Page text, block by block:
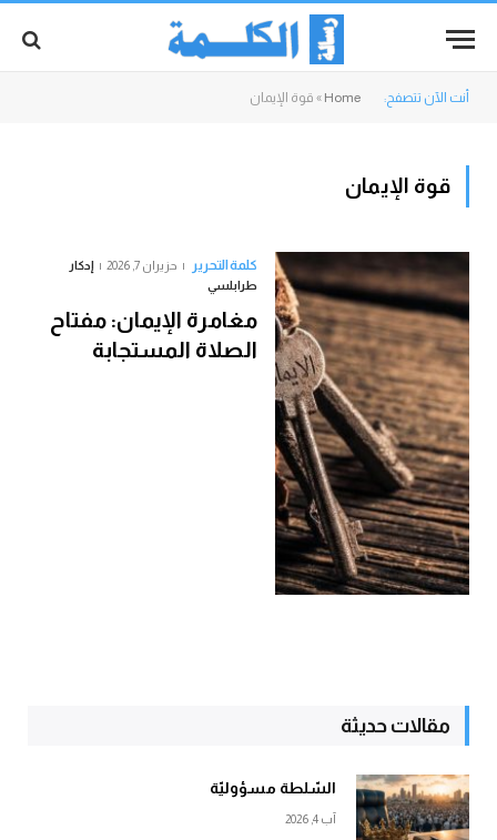
أنت الآن تتصفح: Home
» قوة الإيمان
قوة الإيمان
كلمة التحرير حزيران 7, 2026
إدكار
طرابلسي
مغامرة الإيمان: مفتاح
الصلاة المستجابة
مقالات حديثة
السّلطة مسؤوليّة
آب 4, 2026